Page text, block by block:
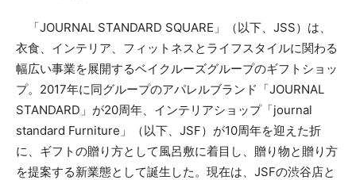
「JOURNAL STANDARD SQUARE」（以下、JSS）は、
衣食、インテリア、フィットネスとライフスタイルに関わる
幅広い事業を展開するベイクルーズグループのギフトショッ
プ。2017年に同グループのアパレルブランド「JOURNAL
STANDARD」が20周年、インテリアショップ「journal
standard Furniture」（以下、JSF）が10周年を迎えた折
に、ギフトの贈り方として風呂敷に着目し、贈り物と贈り方
を提案する新業態として誕生した。現在は、JSFの渋谷店と